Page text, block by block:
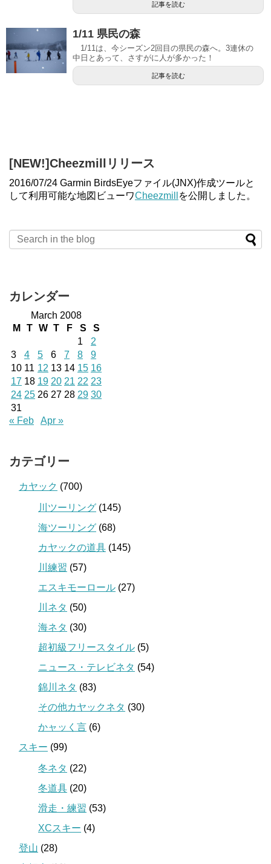
記事を読む
1/11 県民の森
1/11は、今シーズン2回目の県民の森へ。3連休の
中日とあって、さすがに人が多かった！
記事を読む
[NEW!]Cheezmillリリース
2016/07/24 Garmin BirdsEyeファイル(JNX)作成ツールと
して利用可能な地図ビューワCheezmill を公開しました。
カレンダー
March 2008
M
T W T F S
S
1
2
3
4 5 6 7 8
9
10 11 12 13 14 15 16
17 18 19 20 21 22 23
24 25 26 27 28 29 30
31
« Feb
Apr »
カテゴリー
カヤック (700)
川ツーリング (145)
海ツーリング (68)
カヤックの道具 (145)
川練習 (57)
エスキモーロール (27)
川ネタ (50)
海ネタ (30)
超初級フリースタイル (5)
ニュース・テレビネタ (54)
錦川ネタ (83)
その他カヤックネタ (30)
かャッく言 (6)
スキー (99)
冬ネタ (22)
冬道具 (20)
滑走・練習 (53)
XCスキー (4)
登山 (28)